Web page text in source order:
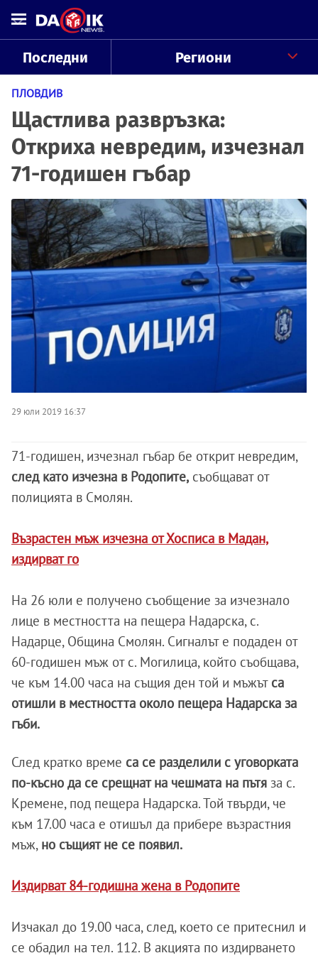
Последни Региони
ПЛОВДИВ
Щастлива развръзка:
Откриха невредим, изчезнал
71-годишен гъбар
29 юли 2019 16:37
71-годишен, изчезнал гъбар бе открит невредим,
след като изчезна в Родопите, съобщават от
полицията в Смолян.
Възрастен мъж изчезна от Хосписа в Мадан,
издирват го
На 26 юли е получено съобщение за изчезнало
лице в местността на пещера Надарска, с.
Надарце, Община Смолян. Сигналът е подаден от
60-годишен мъж от с. Могилица, който съобщава,
че към 14.00 часа на същия ден той и мъжът са
отишли в местността около пещера Надарска за
гъби.
След кратко време са се разделили с уговорката
по-късно да се срещнат на чешмата на пътя за с.
Кремене, под пещера Надарска. Той твърди, че
към 17.00 часа е отишъл да прибере възрастния
мъж, но същият не се появил.
Издирват 84-годишна жена в Родопите
Изчакал до 19.00 часа, след, което се притеснил и
се обадил на тел. 112. В акцията по издирването